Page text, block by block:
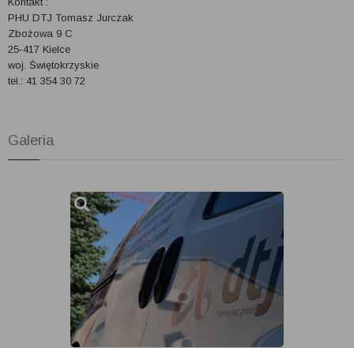
PHU DTJ Tomasz Jurczak
Zbożowa 9 C
25-417 Kielce
woj. Świętokrzyskie
tel.: 41 354 30 72
Galeria